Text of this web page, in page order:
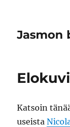
Jasmon
Katsoin
useista